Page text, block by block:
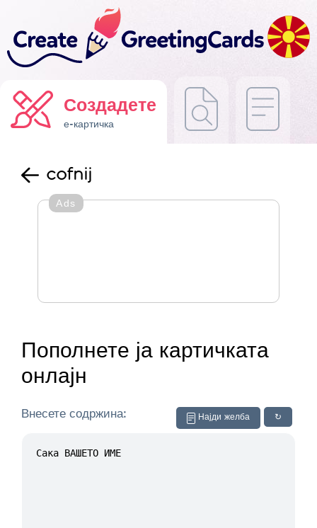
Создадете
е-картичка
cofnij
Ads
Пополнете ја картичката
онлајн
↻
Најди желба
Внесете содржина: